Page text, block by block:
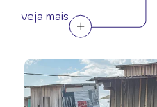
veja mais